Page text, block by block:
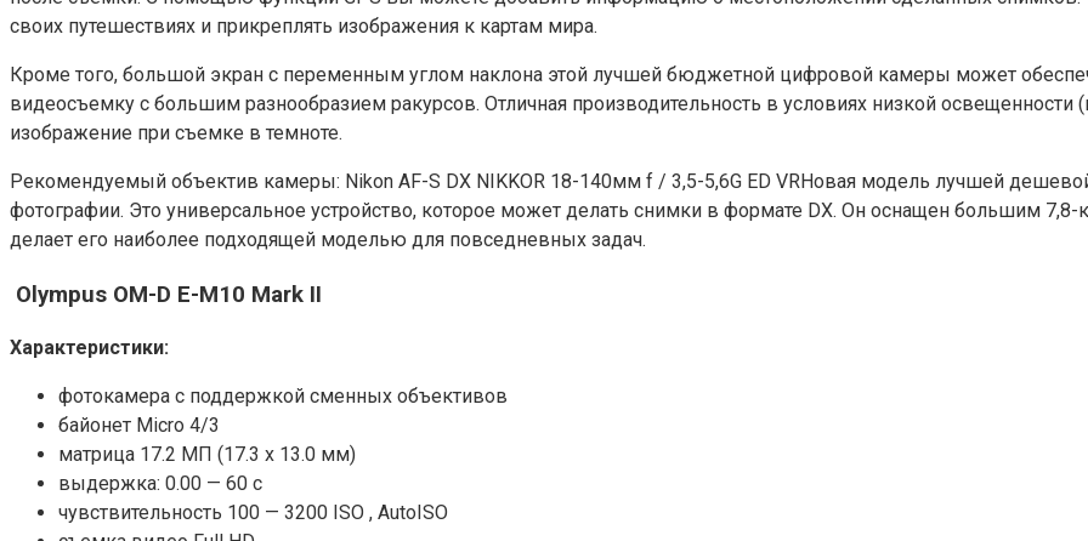
своих путешествиях и прикреплять изображения к картам мира.
Кроме того, большой экран с переменным углом наклона этой лучшей бюджетной цифровой камеры может
видеосъемку с большим разнообразием ракурсов. Отличная производительность в условиях низкой освещенности
изображение при съемке в темноте.
Рекомендуемый объектив камеры: Nikon AF-S DX NIKKOR 18-140мм f / 3,5-5,6G ED VRНовая модель лучшей
фотографии. Это универсальное устройство, которое может делать снимки в формате DX. Он оснащен большим
делает его наиболее подходящей моделью для повседневных задач.
Olympus OM-D E-M10 Mark II
Характеристики:
фотокамера с поддержкой сменных объективов
байонет Micro 4/3
матрица 17.2 МП (17.3 x 13.0 мм)
выдержка: 0.00 — 60 с
чувствительность 100 — 3200 ISO , AutoISO